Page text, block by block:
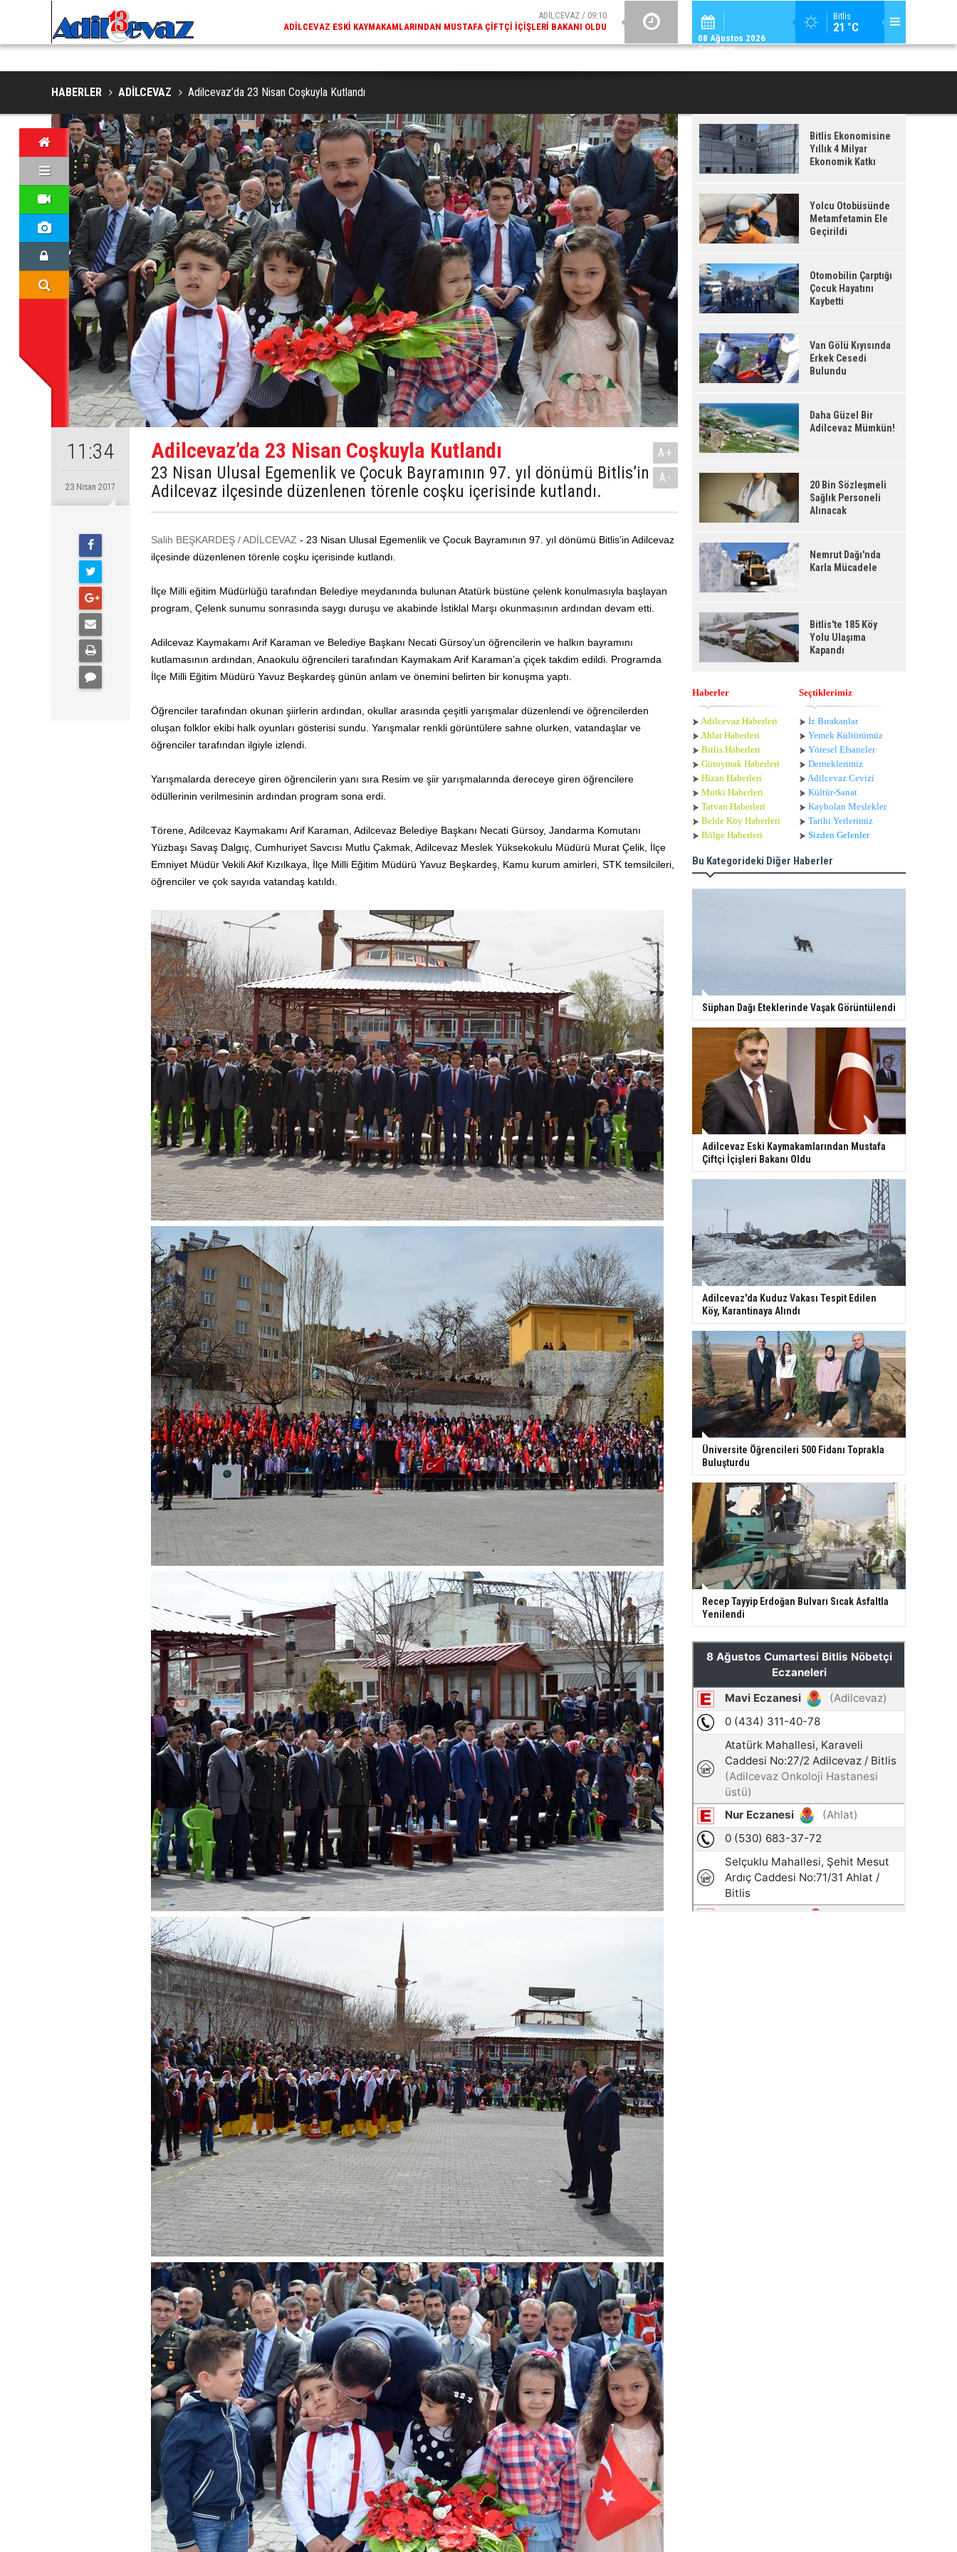
Bitlis
21 °C
08 Ağustos 2026
Cumartesi
NESLI TEHLIKE ALTINDAKI VAŞAK GÖRÜNTÜLENDI
ADİLCEVAZ / 09:10
ADILCEVAZ ESKI KAYMAKAMLARINDAN MUSTAFA ÇIFTÇI İÇIŞLERI BAKANI OLDU
ADİLCEVAZ /
ADILCEVAZ'DA KUDUZ VAKASI TESPIT EDILEN KÖY, KARANTINAYA
HABERLER ADİLCEVAZ Adilcevaz’da 23 Nisan Coşkuyla Kutlandı
11:34
23 Nisan 2017
Adilcevaz’da 23 Nisan Coşkuyla Kutlandı
23 Nisan Ulusal Egemenlik ve Çocuk Bayramının 97. yıl dönümü Bitlis’in
Adilcevaz ilçesinde düzenlenen törenle coşku içerisinde kutlandı.
A+
A-
Salih BEŞKARDEŞ / ADİLCEVAZ - 23 Nisan Ulusal Egemenlik ve Çocuk Bayramının 97. yıl dönümü Bitlis’in Adilcevaz
ilçesinde düzenlenen törenle coşku içerisinde kutlandı.
İlçe Milli eğitim Müdürlüğü tarafından Belediye meydanında bulunan Atatürk büstüne çelenk konulmasıyla başlayan
program, Çelenk sunumu sonrasında saygı duruşu ve akabinde İstiklal Marşı okunmasının ardından devam etti.
Adilcevaz Kaymakamı Arif Karaman ve Belediye Başkanı Necati Gürsoy’un öğrencilerin ve halkın bayramını
kutlamasının ardından, Anaokulu öğrencileri tarafından Kaymakam Arif Karaman’a çiçek takdim edildi. Programda
İlçe Milli Eğitim Müdürü Yavuz Beşkardeş günün anlam ve önemini belirten bir konuşma yaptı.
Öğrenciler tarafından okunan şiirlerin ardından, okullar arasında çeşitli yarışmalar düzenlendi ve öğrencilerden
oluşan folklor ekibi halk oyunları gösterisi sundu. Yarışmalar renkli görüntülere sahne olurken, vatandaşlar ve
öğrenciler tarafından ilgiyle izlendi.
Yarışmalarda dereceye giren öğrencilerin yanı sıra Resim ve şiir yarışmalarında dereceye giren öğrencilere
ödüllerinin verilmesinin ardından program sona erdi.
Törene, Adilcevaz Kaymakamı Arif Karaman, Adilcevaz Belediye Başkanı Necati Gürsoy, Jandarma Komutanı
Yüzbaşı Savaş Dalgıç, Cumhuriyet Savcısı Mutlu Çakmak, Adilcevaz Meslek Yüksekokulu Müdürü Murat Çelik, İlçe
Emniyet Müdür Vekili Akif Kızılkaya, İlçe Milli Eğitim Müdürü Yavuz Beşkardeş, Kamu kurum amirleri, STK temsilcileri,
öğrenciler ve çok sayıda vatandaş katıldı.
Bitlis Ekonomisine
Yıllık 4 Milyar
Ekonomik Katkı
Yolcu Otobüsünde
Metamfetamin Ele
Geçirildi
Otomobilin Çarptığı
Çocuk Hayatını
Kaybetti
Van Gölü Kıyısında
Erkek Cesedi
Bulundu
Daha Güzel Bir
Adilcevaz Mümkün!
20 Bin Sözleşmeli
Sağlık Personeli
Alınacak
Nemrut Dağı'nda
Karla Mücadele
Bitlis'te 185 Köy
Yolu Ulaşıma
Kapandı
Haberler
Adilcevaz Haberleri
Ahlat Haberleri
Bitlis Haberleri
Güroymak Haberleri
Hizan Haberleri
Mutki Haberleri
Tatvan Haberleri
Belde Köy Haberleri
Bölge Haberleri
Seçtiklerimiz
İz Bırakanlar
Yemek Kültürümüz
Yöresel Efsaneler
Derneklerimiz
Adilcevaz Cevizi
Kültür-Sanat
Kaybolan Meslekler
Tarihi Yerlerimiz
Sizden Gelenler
Bu Kategorideki Diğer Haberler
Süphan Dağı Eteklerinde Vaşak Görüntülendi
Adilcevaz Eski Kaymakamlarından Mustafa
Çiftçi İçişleri Bakanı Oldu
Adilcevaz'da Kuduz Vakası Tespit Edilen
Köy, Karantinaya Alındı
Üniversite Öğrencileri 500 Fidanı Toprakla
Buluşturdu
Recep Tayyip Erdoğan Bulvarı Sıcak Asfaltla
Yenilendi